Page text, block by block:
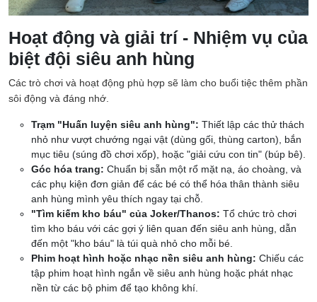
Hoạt động và giải trí - Nhiệm vụ của
biệt đội siêu anh hùng
Các trò chơi và hoạt động phù hợp sẽ làm cho buổi tiệc thêm phần
sôi động và đáng nhớ.
Trạm "Huấn luyện siêu anh hùng": Thiết lập các thử thách
nhỏ như vượt chướng ngại vật (dùng gối, thùng carton), bắn
mục tiêu (súng đồ chơi xốp), hoặc "giải cứu con tin" (búp bê).
Góc hóa trang: Chuẩn bị sẵn một rổ mặt nạ, áo choàng, và
các phụ kiện đơn giản để các bé có thể hóa thân thành siêu
anh hùng mình yêu thích ngay tại chỗ.
"Tìm kiếm kho báu" của Joker/Thanos: Tổ chức trò chơi
tìm kho báu với các gợi ý liên quan đến siêu anh hùng, dẫn
đến một "kho báu" là túi quà nhỏ cho mỗi bé.
Phim hoạt hình hoặc nhạc nền siêu anh hùng: Chiếu các
tập phim hoạt hình ngắn về siêu anh hùng hoặc phát nhạc
nền từ các bộ phim để tạo không khí.